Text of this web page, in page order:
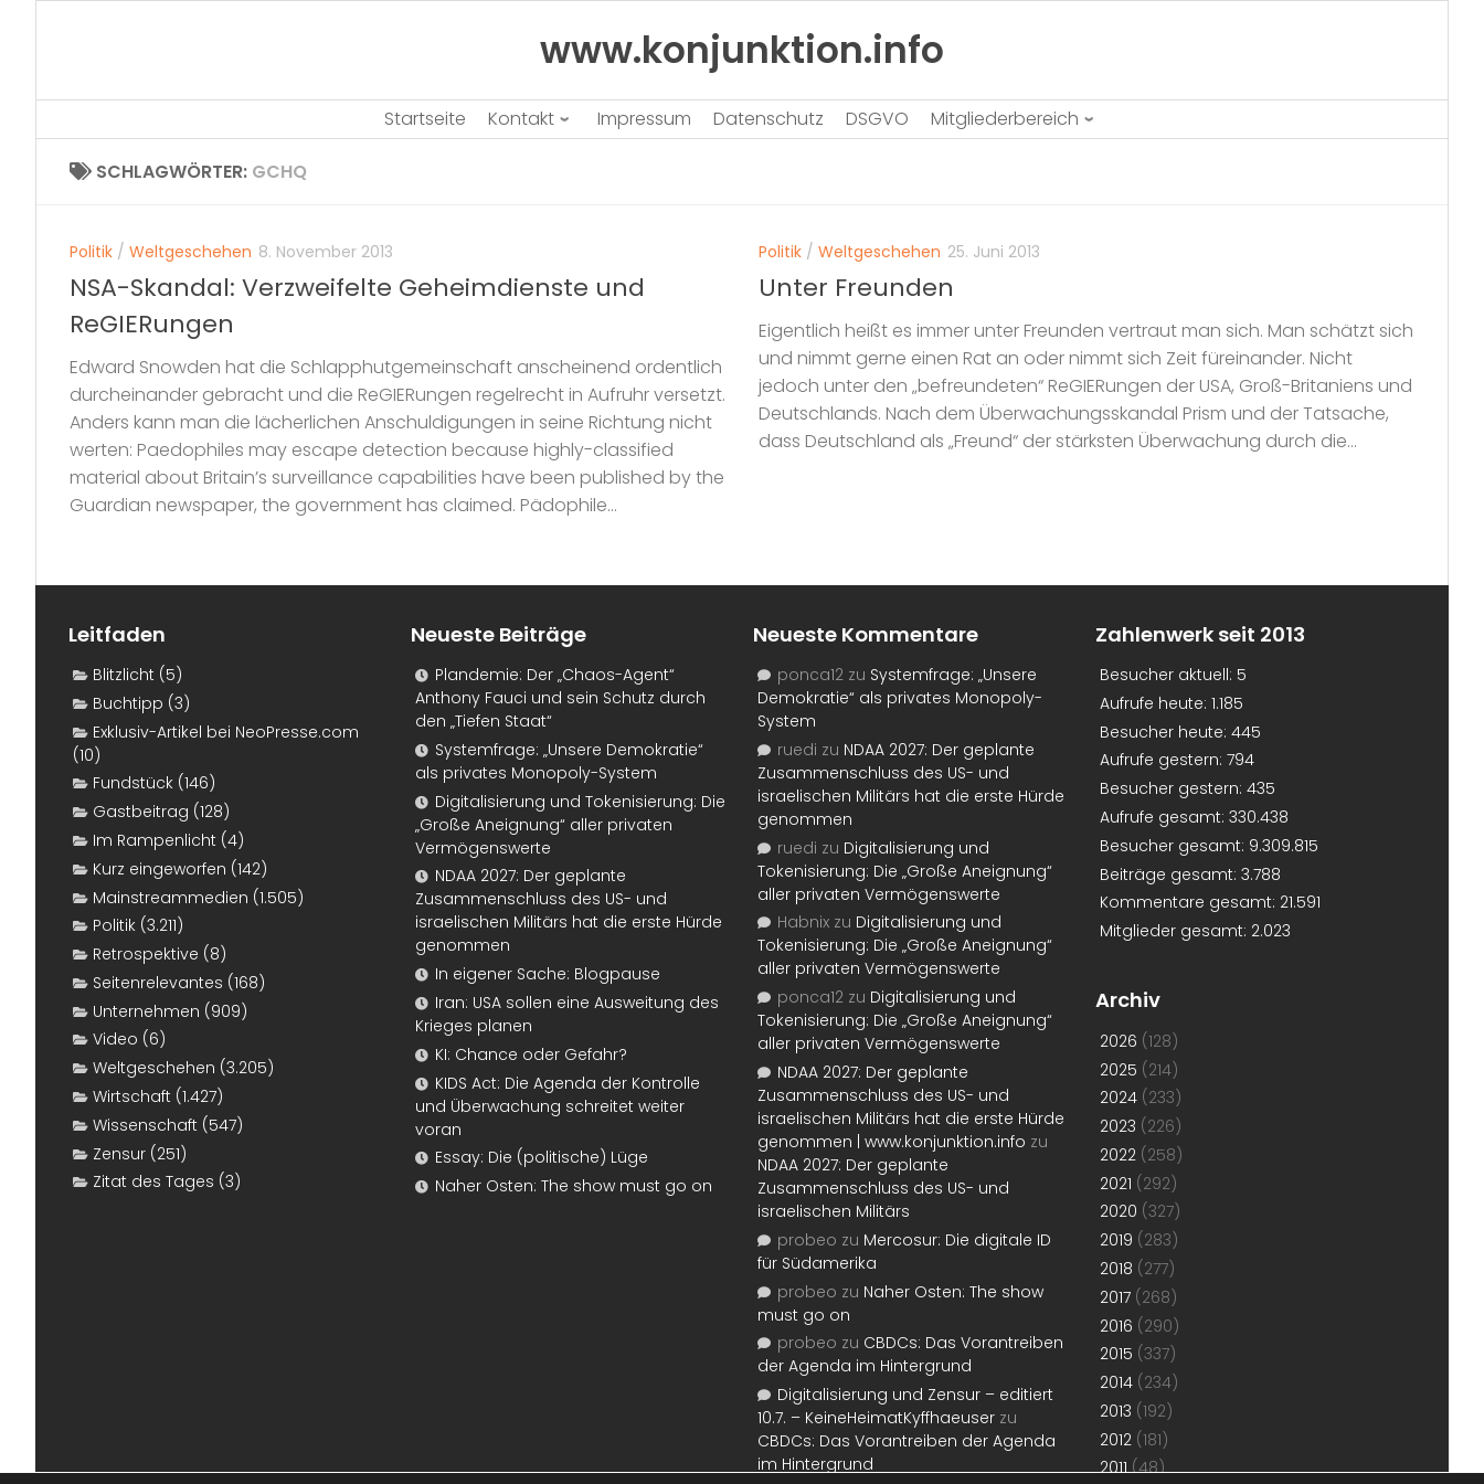
www.konjunktion.info
Startseite Kontakt Impressum Datenschutz DSGVO Mitgliederbereich
SCHLAGWÖRTER: GCHQ
Politik / Weltgeschehen 8. November 2013
NSA-Skandal: Verzweifelte Geheimdienste und
ReGIERungen
Edward Snowden hat die Schlapphutgemeinschaft anscheinend ordentlich
durcheinander gebracht und die ReGIERungen regelrecht in Aufruhr versetzt.
Anders kann man die lächerlichen Anschuldigungen in seine Richtung nicht
werten: Paedophiles may escape detection because highly-classified
material about Britain’s surveillance capabilities have been published by the
Guardian newspaper, the government has claimed. Pädophile...
Politik / Weltgeschehen 25. Juni 2013
Unter Freunden
Eigentlich heißt es immer unter Freunden vertraut man sich. Man schätzt sich
und nimmt gerne einen Rat an oder nimmt sich Zeit füreinander. Nicht
jedoch unter den „befreundeten“ ReGIERungen der USA, Groß-Britaniens und
Deutschlands. Nach dem Überwachungsskandal Prism und der Tatsache,
dass Deutschland als „Freund“ der stärksten Überwachung durch die...
Leitfaden
Blitzlicht (5)
Buchtipp (3)
Exklusiv-Artikel bei NeoPresse.com
(10)
Fundstück (146)
Gastbeitrag (128)
Im Rampenlicht (4)
Kurz eingeworfen (142)
Mainstreammedien (1.505)
Politik (3.211)
Retrospektive (8)
Seitenrelevantes (168)
Unternehmen (909)
Video (6)
Weltgeschehen (3.205)
Wirtschaft (1.427)
Wissenschaft (547)
Zensur (251)
Zitat des Tages (3)
Neueste Beiträge
Plandemie: Der „Chaos-Agent“
Anthony Fauci und sein Schutz durch
den „Tiefen Staat“
Systemfrage: „Unsere Demokratie“
als privates Monopoly-System
Digitalisierung und Tokenisierung: Die
„Große Aneignung“ aller privaten
Vermögenswerte
NDAA 2027: Der geplante
Zusammenschluss des US- und
israelischen Militärs hat die erste Hürde
genommen
In eigener Sache: Blogpause
Iran: USA sollen eine Ausweitung des
Krieges planen
KI: Chance oder Gefahr?
KIDS Act: Die Agenda der Kontrolle
und Überwachung schreitet weiter
voran
Essay: Die (politische) Lüge
Naher Osten: The show must go on
Neueste Kommentare
ponca12 zu Systemfrage: „Unsere
Demokratie“ als privates Monopoly-
System
ruedi zu NDAA 2027: Der geplante
Zusammenschluss des US- und
israelischen Militärs hat die erste Hürde
genommen
ruedi zu Digitalisierung und
Tokenisierung: Die „Große Aneignung“
aller privaten Vermögenswerte
Habnix zu Digitalisierung und
Tokenisierung: Die „Große Aneignung“
aller privaten Vermögenswerte
ponca12 zu Digitalisierung und
Tokenisierung: Die „Große Aneignung“
aller privaten Vermögenswerte
NDAA 2027: Der geplante
Zusammenschluss des US- und
israelischen Militärs hat die erste Hürde
genommen | www.konjunktion.info zu
NDAA 2027: Der geplante
Zusammenschluss des US- und
israelischen Militärs
probeo zu Mercosur: Die digitale ID
für Südamerika
probeo zu Naher Osten: The show
must go on
probeo zu CBDCs: Das Vorantreiben
der Agenda im Hintergrund
Digitalisierung und Zensur – editiert
10.7. – KeineHeimatKyffhaeuser zu
CBDCs: Das Vorantreiben der Agenda
im Hintergrund
Zahlenwerk seit 2013
Besucher aktuell: 5
Aufrufe heute: 1.185
Besucher heute: 445
Aufrufe gestern: 794
Besucher gestern: 435
Aufrufe gesamt: 330.438
Besucher gesamt: 9.309.815
Beiträge gesamt: 3.788
Kommentare gesamt: 21.591
Mitglieder gesamt: 2.023
Archiv
2026 (128)
2025 (214)
2024 (233)
2023 (226)
2022 (258)
2021 (292)
2020 (327)
2019 (283)
2018 (277)
2017 (268)
2016 (290)
2015 (337)
2014 (234)
2013 (192)
2012 (181)
2011(48)